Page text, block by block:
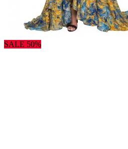
SALE 50%